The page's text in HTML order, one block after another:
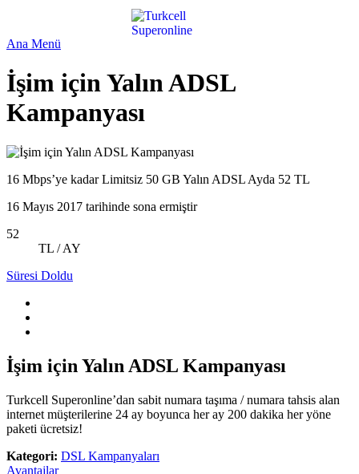
Ana Menü
İşim için Yalın ADSL
Kampanyası
16 Mbps’ye kadar Limitsiz 50 GB Yalın ADSL Ayda 52 TL
16 Mayıs 2017 tarihinde sona ermiştir
52
TL / AY
Süresi Doldu
İşim için Yalın ADSL Kampanyası
Turkcell Superonline’dan sabit numara taşıma / numara tahsis alan
internet müşterilerine 24 ay boyunca her ay 200 dakika her yöne
paketi ücretsiz!
Kategori: DSL Kampanyaları
Avantajlar